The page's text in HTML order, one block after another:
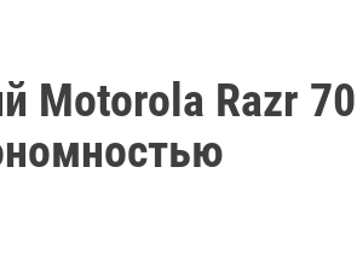
Motorola Razr